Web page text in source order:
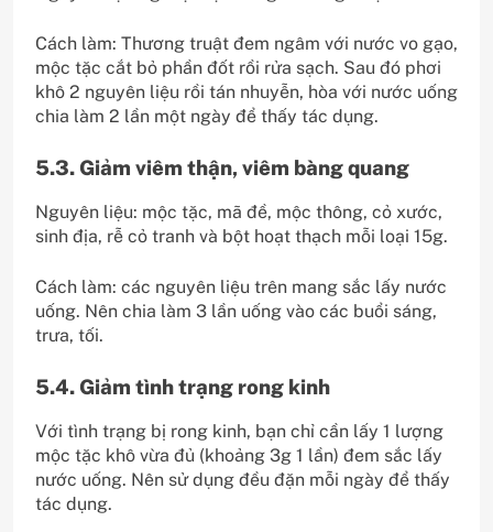
Cách làm: Thương truật đem ngâm với nước vo gạo,
mộc tặc cắt bỏ phần đốt rồi rửa sạch. Sau đó phơi
khô 2 nguyên liệu rồi tán nhuyễn, hòa với nước uống
chia làm 2 lần một ngày để thấy tác dụng.
5.3. Giảm viêm thận, viêm bàng quang
Nguyên liệu: mộc tặc, mã đề, mộc thông, cỏ xước,
sinh địa, rễ cỏ tranh và bột hoạt thạch mỗi loại 15g.
Cách làm: các nguyên liệu trên mang sắc lấy nước
uống. Nên chia làm 3 lần uống vào các buổi sáng,
trưa, tối.
5.4. Giảm tình trạng rong kinh
Với tình trạng bị rong kinh, bạn chỉ cần lấy 1 lượng
mộc tặc khô vừa đủ (khoảng 3g 1 lần) đem sắc lấy
nước uống. Nên sử dụng đều đặn mỗi ngày để thấy
tác dụng.